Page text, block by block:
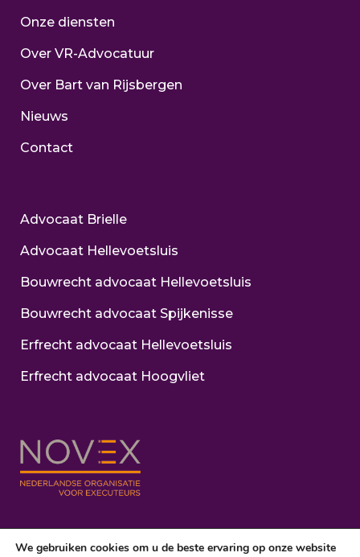
Onze diensten
Over VR-Advocatuur
Over Bart van Rijsbergen
Nieuws
Contact
Advocaat Brielle
Advocaat Hellevoetsluis
Bouwrecht advocaat Hellevoetsluis
Bouwrecht advocaat Spijkenisse
Erfrecht advocaat Hellevoetsluis
Erfrecht advocaat Hoogvliet
We gebruiken cookies om u de beste ervaring op onze website